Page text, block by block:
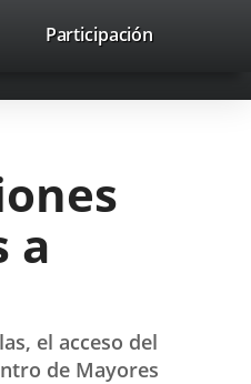
Participación
a
el acceso del
de Mayores